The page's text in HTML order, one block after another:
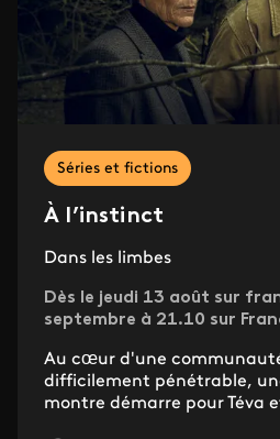
Séries et fictions
À l’instinct
Dans les limbes
Dès le jeudi 13 août sur
septembre à 21.10 sur
Au cœur d'une
difficilement pénétrable,
montre démarre pour Téva